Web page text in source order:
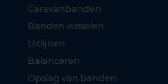
Caravanbanden
Banden wisselen
Uitlijnen
Balanceren
Opslag van banden